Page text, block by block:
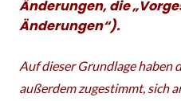
Änderungen, die
Änderungen“).
Auf dieser Grundlage haben
außerdem zugestimmt, sich